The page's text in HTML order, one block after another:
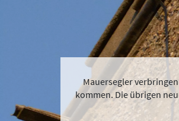
Mauersegler
kommen. Die übrigen